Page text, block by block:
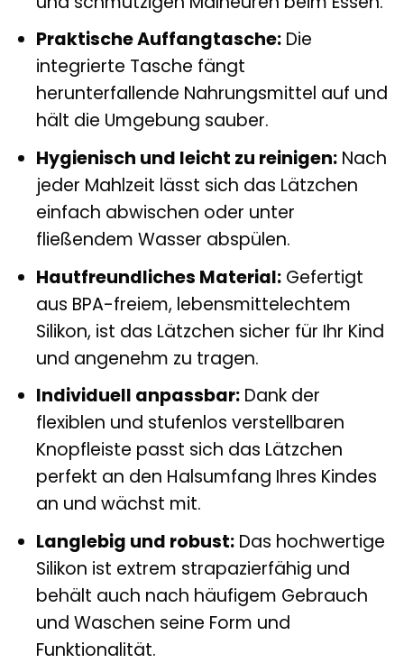
Praktische Auffangtasche:Die
integrierte Tasche fängt
herunterfallende Nahrungsmittel auf und
hält die Umgebung sauber.
Hygienisch und leicht zu reinigen:Nach
jeder Mahlzeit lässt sich das Lätzchen
einfach abwischen oder unter
fließendem Wasser abspülen.
Hautfreundliches Material:Gefertigt
aus BPA-freiem, lebensmittelechtem
Silikon, ist das Lätzchen sicher für Ihr Kind
und angenehm zu tragen.
Individuell anpassbar:Dank der
flexiblen und stufenlos verstellbaren
Knopfleiste passt sich das Lätzchen
perfekt an den Halsumfang Ihres Kindes
an und wächst mit.
Langlebig und robust:Das hochwertige
Silikon ist extrem strapazierfähig und
behält auch nach häufigem Gebrauch
und Waschen seine Form und
Funktionalität.